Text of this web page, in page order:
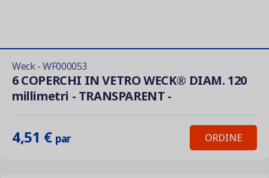
Weck - WF000053
6 COPERCHI IN VETRO WECK® DIAM. 120
millimetri - TRANSPARENT -
4,51 € par ORDINE